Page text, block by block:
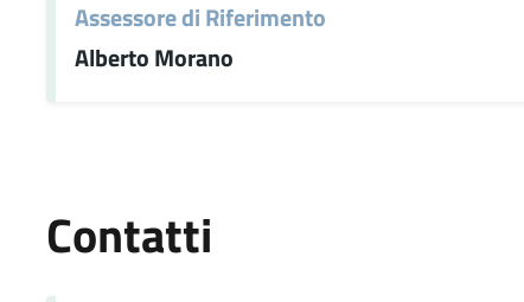
Assessore di Riferimento
Alberto Morano
Contatti